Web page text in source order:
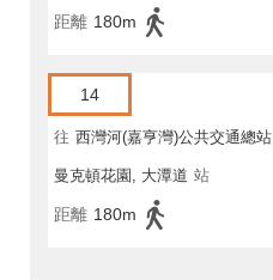
距離 180m
14
往 西灣河(嘉亨灣)公共交通總站
曼克頓花園, 大潭道 站
距離 180m